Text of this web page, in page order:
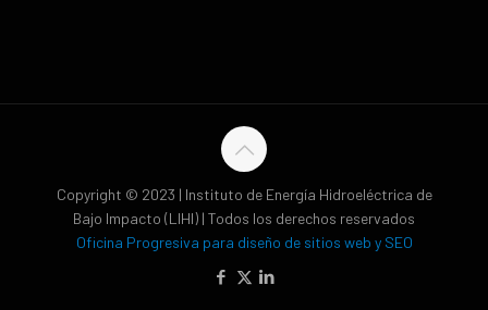
Copyright © 2023 | Instituto de Energía Hidroeléctrica de
Bajo Impacto (LIHI) | Todos los derechos reservados
Oficina Progresiva para diseño de sitios web y SEO